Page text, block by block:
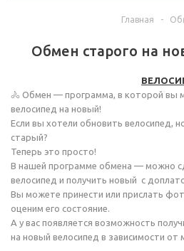
Главная -
Обмен старого на
🚴 Обмен — программа, в которой вы
велосипед на новый!
Если вы хотели обновить велосипед,
старый?
Теперь это просто!
В нашей программе обмена — можно
велосипед и получить новый с
Вы можете принести или прислать
оценим его состояние.
А у вас появляется возможность
на новый велосипед в зависимости от